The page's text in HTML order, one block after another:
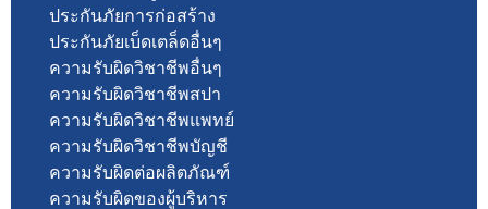
ประกันภัยการก่อสร้าง
ประกันภัยเบ็ดเตล็ดอื่นๆ
ความรับผิดวิชาชีพอื่นๆ
ความรับผิดวิชาชีพสปา
ความรับผิดวิชาชีพแพทย์
ความรับผิดวิชาชีพบัญชี
ความรับผิดต่อผลิตภัณฑ์
ความรับผิดของผู้บริหาร